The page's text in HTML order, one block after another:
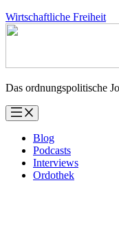
Zum
Inhalt
Wirtschaftliche Freiheit
Das ordnungspolitische
Blog
Podcasts
Interviews
Ordothek